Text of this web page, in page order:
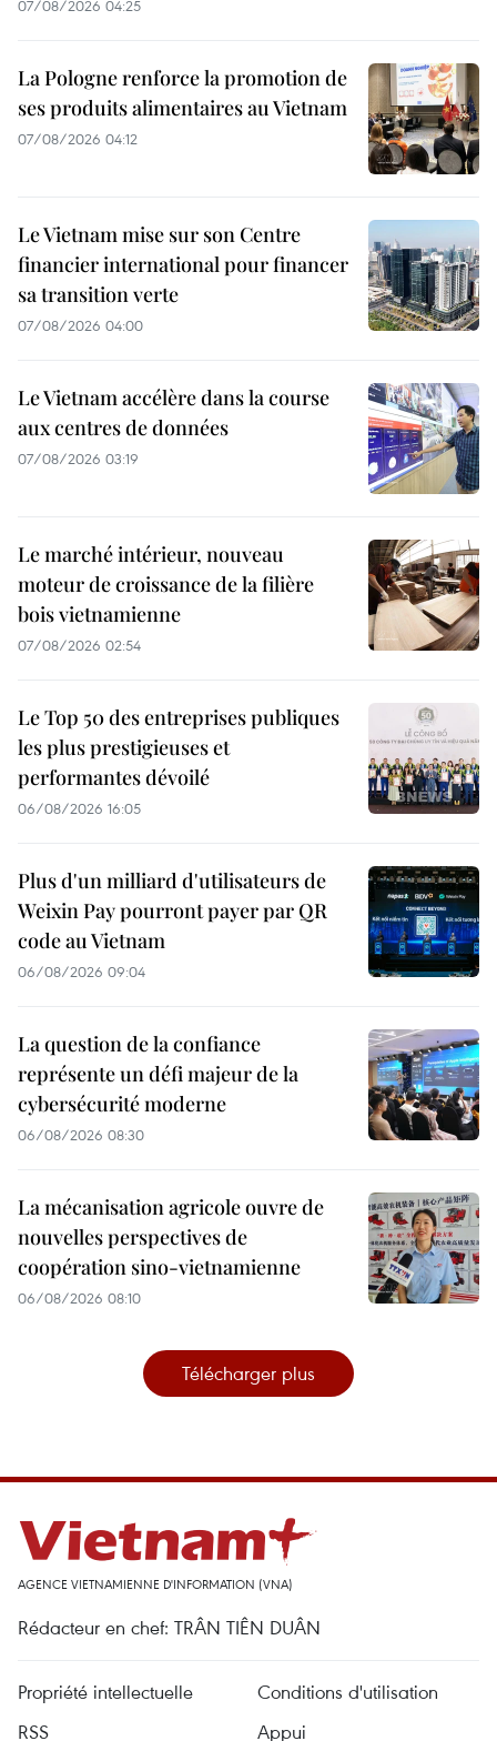
07/08/2026 04:25
La Pologne renforce la promotion de
ses produits alimentaires au Vietnam
07/08/2026 04:12
Le Vietnam mise sur son Centre
financier international pour financer
sa transition verte
07/08/2026 04:00
Le Vietnam accélère dans la course
aux centres de données
07/08/2026 03:19
Le marché intérieur, nouveau
moteur de croissance de la filière
bois vietnamienne
07/08/2026 02:54
Le Top 50 des entreprises publiques
les plus prestigieuses et
performantes dévoilé
06/08/2026 16:05
Plus d'un milliard d'utilisateurs de
Weixin Pay pourront payer par QR
code au Vietnam
06/08/2026 09:04
La question de la confiance
représente un défi majeur de la
cybersécurité moderne
06/08/2026 08:30
La mécanisation agricole ouvre de
nouvelles perspectives de
coopération sino-vietnamienne
06/08/2026 08:10
Télécharger plus
AGENCE VIETNAMIENNE D'INFORMATION (VNA)
Rédacteur en chef: TRÂN TIÊN DUÂN
Propriété intellectuelle
Conditions d'utilisation
RSS
Appui